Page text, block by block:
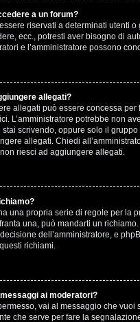
a un forum?
riservati a determinati utenti o
ecc., potresti aver bisogno di
e l’amministratore possono
allegati?
allegati può essere concessa per
L’amministratore potrebbe non
scrivendo, oppure solo il gruppo
allegati. Chiedi
riesci ad aggiungere allegati.
una propria serie di regole per la
una, può mandarti un
dell’amministratore, e
richiami.
ai moderatori?
vai al messaggio che vuoi
che serve per fare la